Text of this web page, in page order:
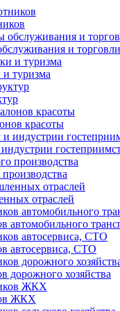
и торговли
туризма
красоты
отраслей
автомобильного
автосервиса, СТО
дорожного хозяйства
ЖКХ